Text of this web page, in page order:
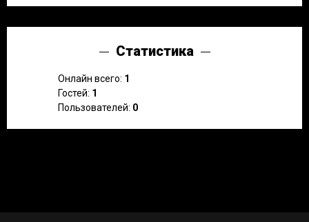
Статистика
Онлайн всего: 1
Гостей: 1
Пользователей: 0